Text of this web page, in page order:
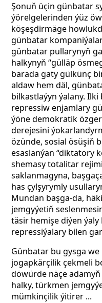
Şonuň üçin günbatar
ýörelgelerinden ýüz
köşeşdirmäge
günbatar
günbatar pullarynyň
halkynyň “gülläp
barada gaty gülkünç
aldaw hem däl,
bilkastlaýyn ýalany.
repressiw enjamlary
ýöne demokratik
derejesini
özünde, sosial ösüşiň
esaslanýan “diktatory
shemasy totalitar
saklanmagyna,
has çylşyrymly
Mundan başga-da,
jemgyýetiň
täsir hemişe diýen
repressiýalary bilen
Günbatar bu gysga
jogapkärçilik çekmeli
döwürde näçe
halky, türkmen
mümkinçilik ýitirer ...